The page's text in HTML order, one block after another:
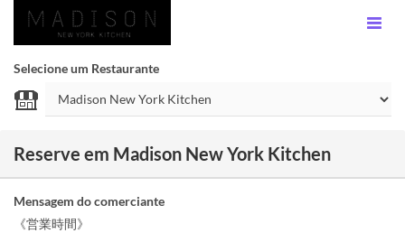
Selecione um Restaurante
Reserve em Madison New York Kitchen
Mensagem do comerciante
《営業時間》